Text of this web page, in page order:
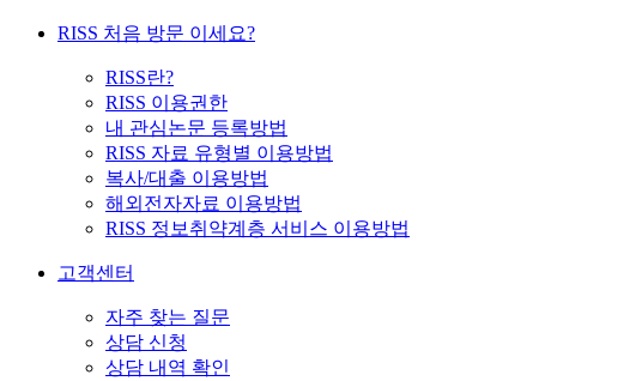
RISS 처음 방문 이세요?
RISS란?
RISS 이용권한
내 관심논문 등록방법
RISS 자료 유형별 이용방법
복사/대출 이용방법
해외전자자료 이용방법
RISS 정보취약계층 서비스 이용방법
고객센터
자주 찾는 질문
상담 신청
상담 내역 확인